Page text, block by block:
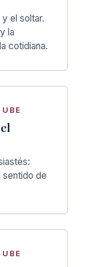
el soltar.
la
cotidiana.
sentido de